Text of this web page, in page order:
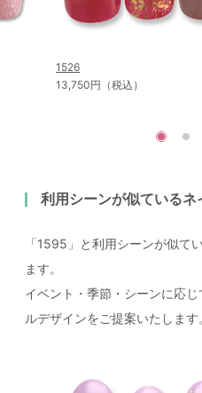
1526
13,750円（税込）
利用シーンが似ている
「1595」と利用シーンが似て
ます。
イベント・季節・シーンに応
ルデザインをご提案いたします